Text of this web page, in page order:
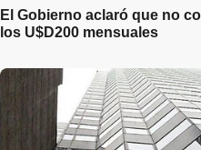
El Gobierno aclaró que no
los U$D200 mensuales